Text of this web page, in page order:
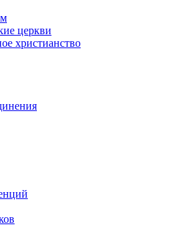
церкви
христианство